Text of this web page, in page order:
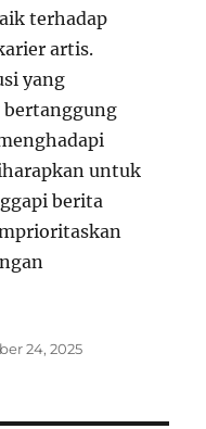
terhadap
artis.
yang
untuk
berita
24, 2025